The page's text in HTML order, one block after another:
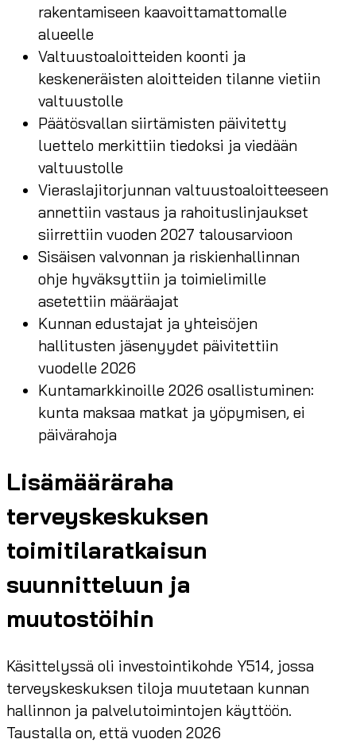
rakentamiseen kaavoittamattomalle
alueelle
Valtuustoaloitteiden koonti ja
keskeneräisten aloitteiden tilanne vietiin
valtuustolle
Päätösvallan siirtämisten päivitetty
luettelo merkittiin tiedoksi ja viedään
valtuustolle
Vieraslajitorjunnan valtuustoaloitteeseen
annettiin vastaus ja rahoituslinjaukset
siirrettiin vuoden 2027 talousarvioon
Sisäisen valvonnan ja riskienhallinnan
ohje hyväksyttiin ja toimielimille
asetettiin määräajat
Kunnan edustajat ja yhteisöjen
hallitusten jäsenyydet päivitettiin
vuodelle 2026
Kuntamarkkinoille 2026 osallistuminen:
kunta maksaa matkat ja yöpymisen, ei
päivärahoja
Lisämääräraha
terveyskeskuksen
toimitilaratkaisun
suunnitteluun ja
muutostöihin
Käsittelyssä oli investointikohde Y514, jossa
terveyskeskuksen tiloja muutetaan kunnan
hallinnon ja palvelutoimintojen käyttöön.
Taustalla on, että vuoden 2026